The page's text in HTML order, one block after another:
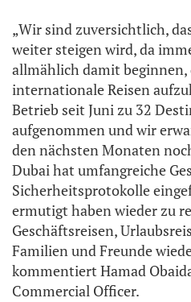
„Wir sind zuversichtlich,
weiter steigen wird, da
allmählich damit beginnen,
internationale Reisen
Betrieb seit Juni zu 32
aufgenommen und wir
den nächsten Monaten
Dubai hat umfangreiche
Sicherheitsprotokolle
ermutigt haben wieder zu
Geschäftsreisen,
Familien und Freunde
kommentiert Hamad
Commercial Officer.